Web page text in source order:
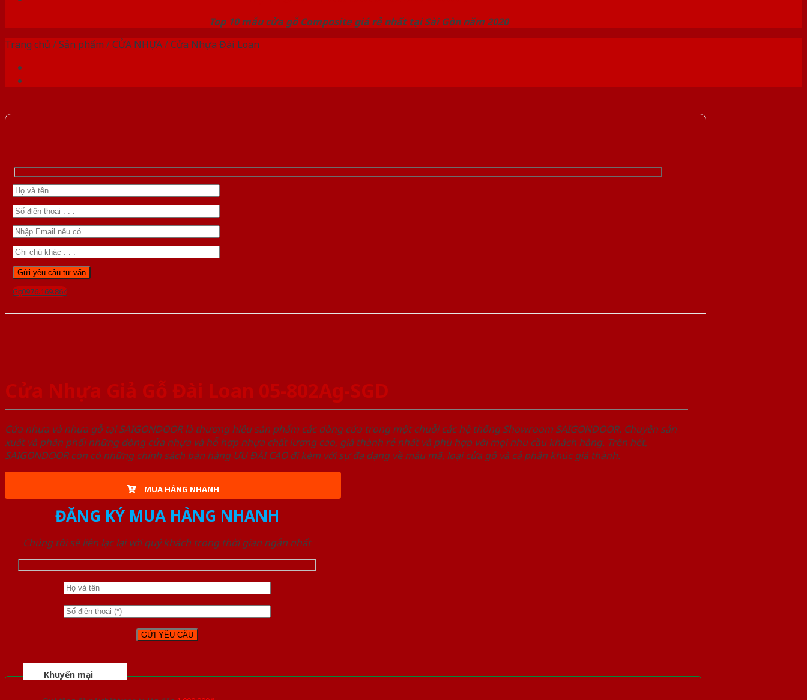
Top 10 mẫu cửa gỗ Composite giá rẻ nhất tại Sài Gòn năm 2020
Trang chủ /Sản phẩm /CỬA NHỰA/Cửa Nhựa Đài Loan
Gọi 0976.169.864
Cửa Nhựa Giả Gỗ Đài Loan 05-802Ag-SGD
Cửa nhựa và nhựa gỗ tại SAIGONDOOR là thương hiệu sản phẩm các dòng cửa trong một chuỗi các hệ thống Showroom SAIGONDOOR. Chuyên sản
xuất và phân phối những dòng cửa nhựa và hỗ hợp nhựa chất lượng cao, giá thành rẻ nhất và phù hợp với mọi nhu cầu khách hàng. Trên hết,
SAIGONDOOR còn có những chính sách bán hàng ƯU ĐÃI CAO đi kèm với sự đa dạng về mẫu mã, loại cửa gỗ và cả phân khúc giá thành.
MUA HÀNG NHANH
ĐĂNG KÝ MUA HÀNG NHANH
Chúng tôi sẽ liên lạc lại với quý khách trong thời gian ngắn nhất
Khuyến mại